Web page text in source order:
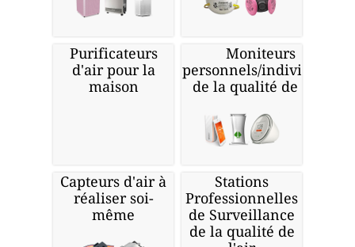
Purificateurs
d'air pour la
maison
Moniteurs
personnels/individuels
de la qualité de l'air
Capteurs d'air à
réaliser soi-
même
Stations
Professionnelles
de Surveillance
de la qualité de